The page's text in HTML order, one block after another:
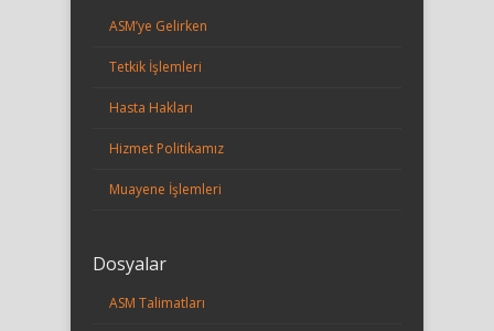
ASM’ye Gelirken
Tetkik İşlemleri
Hasta Hakları
Hizmet Politikamız
Muayene İşlemleri
Dosyalar
ASM Talimatları